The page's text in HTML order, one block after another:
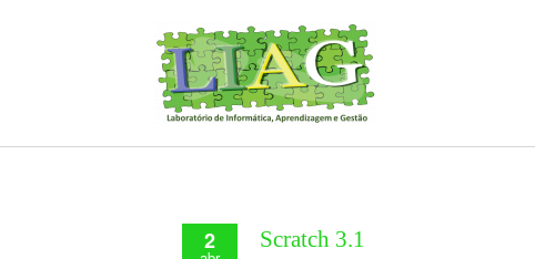
2 Scratch 3.1